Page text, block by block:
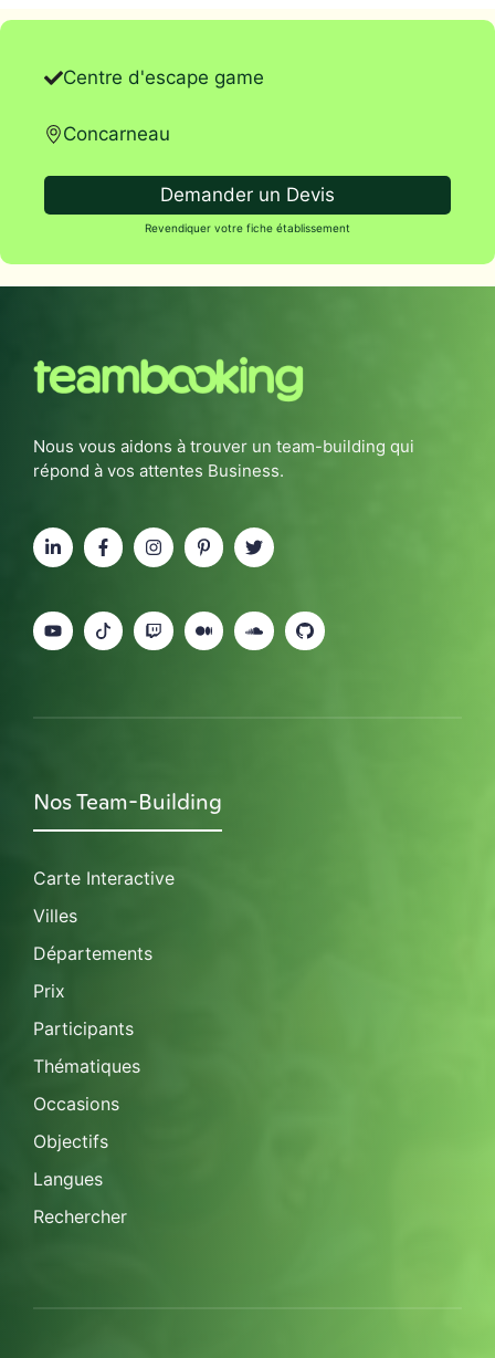
Centre d'escape game
Concarneau
Demander un Devis
Revendiquer votre fiche établissement
Nous vous aidons à trouver un team-building qui
répond à vos attentes Business.
Nos Team-Building
Carte Interactive
Villes
Départements
Prix
Participants
Thématiques
Occasions
Objectifs
Langues
Rechercher